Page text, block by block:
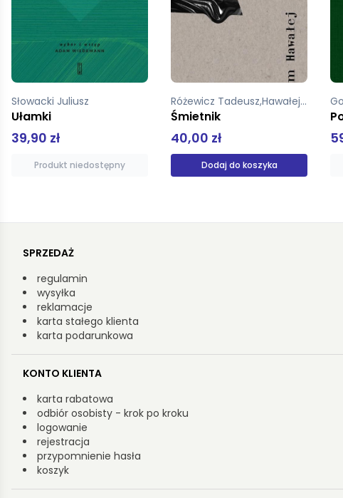
Śmietnik
40,00 zł
Dodaj do koszyka
Goethe Johann Wolfgang von
Poezje Goethe
59,00 zł
Produkt niedostępny
SPRZEDAŻ
regulamin
wysyłka
reklamacje
karta stałego klienta
karta podarunkowa
KONTO KLIENTA
karta rabatowa
odbiór osobisty - krok po kroku
logowanie
rejestracja
przypomnienie hasła
koszyk